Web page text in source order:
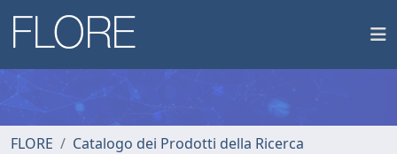
FLORE
Catalogo dei Prodotti della Ricerca